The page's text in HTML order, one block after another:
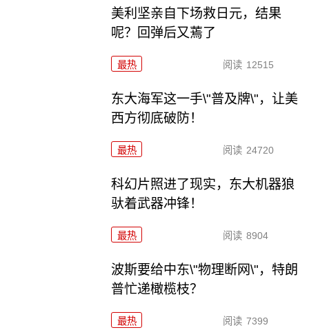
美利坚亲自下场救日元，结果
呢？回弹后又蔫了
最热 阅读 12515
东大海军这一手\"普及牌\"，让美
西方彻底破防！
最热 阅读 24720
科幻片照进了现实，东大机器狼
驮着武器冲锋！
最热 阅读 8904
波斯要给中东\"物理断网\"，特朗
普忙递橄榄枝？
最热 阅读 7399